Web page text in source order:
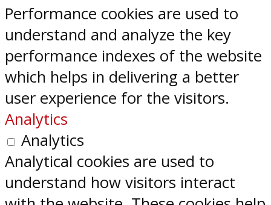
Performance cookies are used to
understand and analyze the key
performance indexes of the website
which helps in delivering a better
user experience for the visitors.
Analytics
Analytics
Analytical cookies are used to
understand how visitors interact